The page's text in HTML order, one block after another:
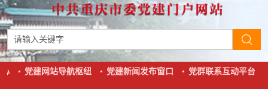
党建网站导航枢纽 党建新闻发布窗口 党群联系互动平台